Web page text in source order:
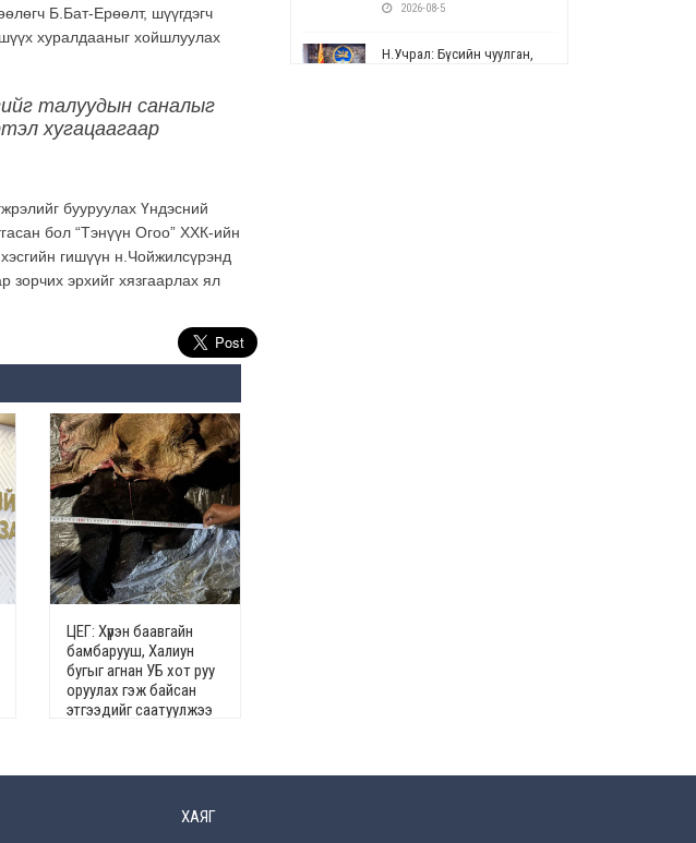
Б.Бат-Ерөөлт, шүүгдэгч
хуралдааныг хойшлуулах
талуудын саналыг
хугацаагаар
бууруулах Үндэсний
бол “Тэнүүн Огоо” ХХК-ийн
гишүүн н.Чойжилсүрэнд
зорчих эрхийг хязгаарлах ял
ЦЕГ: Хүрэн баавгайн
бамбарууш, Халиун
бугыг агнан УБ хот руу
оруулах гэж байсан
этгээдийг саатуулжээ
2026-08-5
Н.Учрал: Бүсийн чуулган,
ХАЯГ